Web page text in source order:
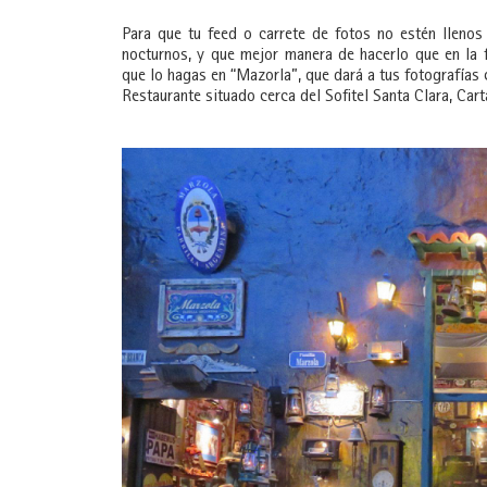
Para que tu feed o carrete de fotos no estén
nocturnos, y que mejor manera de hacerlo que en la
que lo hagas en “Mazorla”, que dará a tus
Restaurante situado cerca del Sofitel Santa Clara,